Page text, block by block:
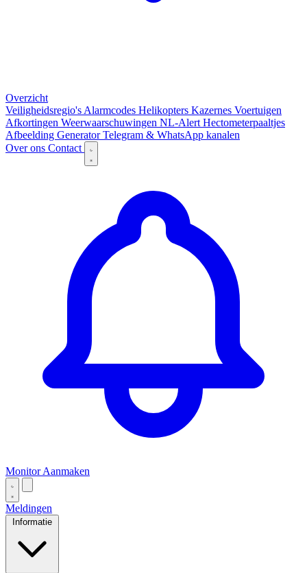
Overzicht
Veiligheidsregio's Alarmcodes Helikopters Kazernes Voertuigen
Afkortingen Weerwaarschuwingen NL-Alert Hectometerpaaltjes
Afbeelding GeneratorTelegram & WhatsApp kanalen
Over ons Contact
Monitor Aanmaken
Meldingen
Informatie